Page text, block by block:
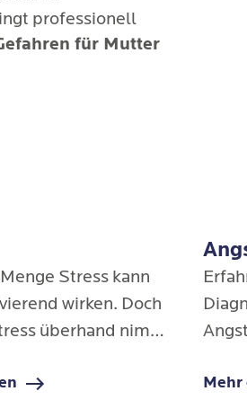
professionell
für Mutter
Stress kann
wirken. Doch
überhand nimmt
aus - und
Mehr